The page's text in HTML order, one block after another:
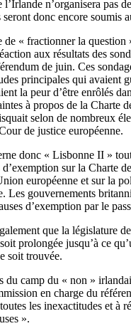
n’organisera pas
seront donc encore soumis
« fractionner la question
aux résultats des
de juin. Ces
principales qui avaient
la peur d’être enrôlés
à propos de la Charte
selon de nombreux
de justice européenne.
donc « Lisbonne II »
d’exemption sur la Charte
européenne et sur la
Les gouvernements
d’exemption par le
que la législature
prolongée jusqu’à ce
soit trouvée.
du camp du « non »
en charge du
les inexactitudes et à
».